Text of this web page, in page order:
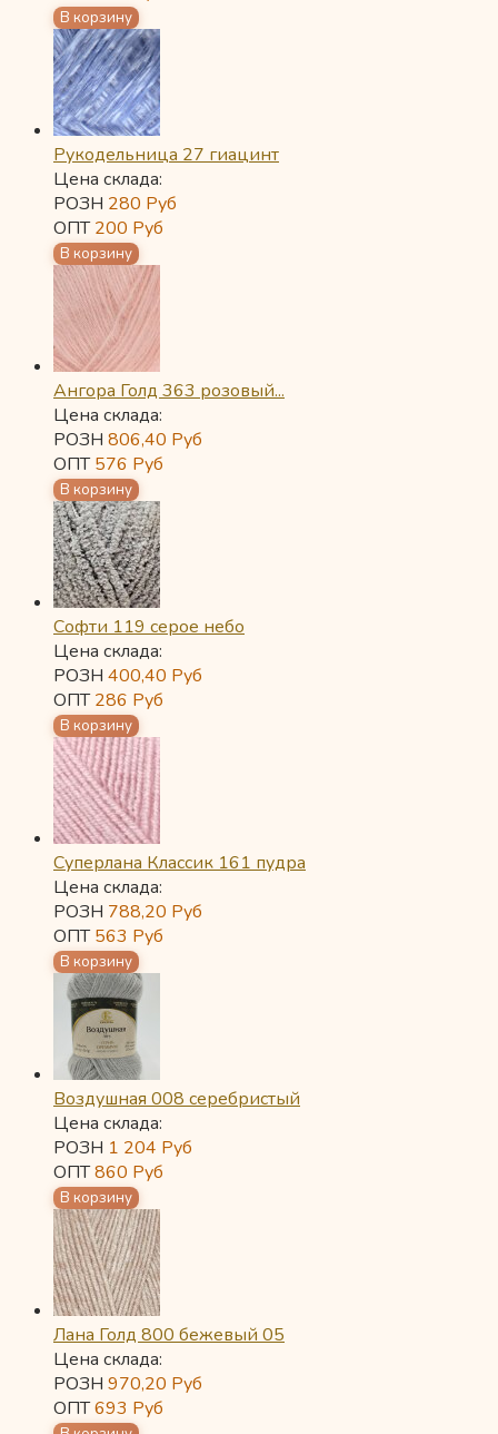
Рукодельница 27 гиацинт
Цена склада:
РОЗН 280 Руб
ОПТ200 Руб
Ангора Голд 363 розовый...
Цена склада:
РОЗН 806,40 Руб
ОПТ576 Руб
Софти 119 серое небо
Цена склада:
РОЗН 400,40 Руб
ОПТ286 Руб
Суперлана Классик 161 пудра
Цена склада:
РОЗН 788,20 Руб
ОПТ563 Руб
Воздушная 008 серебристый
Цена склада:
РОЗН 1 204 Руб
ОПТ860 Руб
Лана Голд 800 бежевый 05
Цена склада:
РОЗН 970,20 Руб
ОПТ693 Руб